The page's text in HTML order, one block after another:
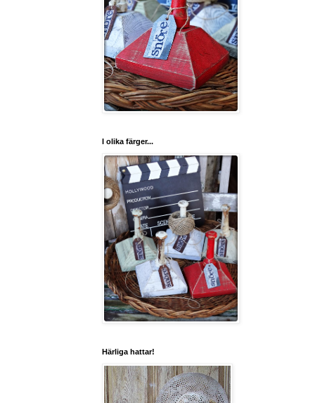
I olika färger...
Härliga hattar!